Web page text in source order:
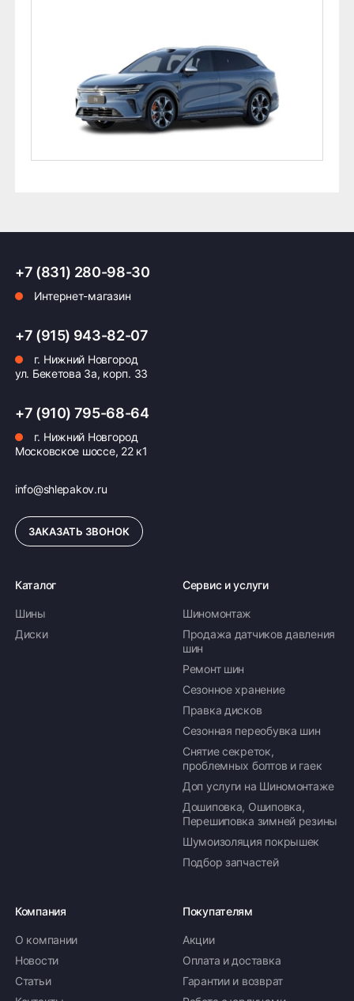
+7 (831) 280-98-30
Интернет-магазин
+7 (915) 943-82-07
г. Нижний Новгород
ул. Бекетова 3а, корп. 33
+7 (910) 795-68-64
г. Нижний Новгород
Московское шоссе, 22 к1
info@shlepakov.ru
ЗАКАЗАТЬ ЗВОНОК
Каталог
Шины
Диски
Сервис и услуги
Шиномонтаж
Продажа датчиков давления
шин
Ремонт шин
Сезонное хранение
Правка дисков
Сезонная переобувка шин
Снятие секреток,
проблемных болтов и гаек
Доп услуги на Шиномонтаже
Дошиповка, Ошиповка,
Перешиповка зимней резины
Шумоизоляция покрышек
Подбор запчастей
Компания
О компании
Новости
Статьи
Покупателям
Акции
Оплата и доставка
Гарантии и возврат